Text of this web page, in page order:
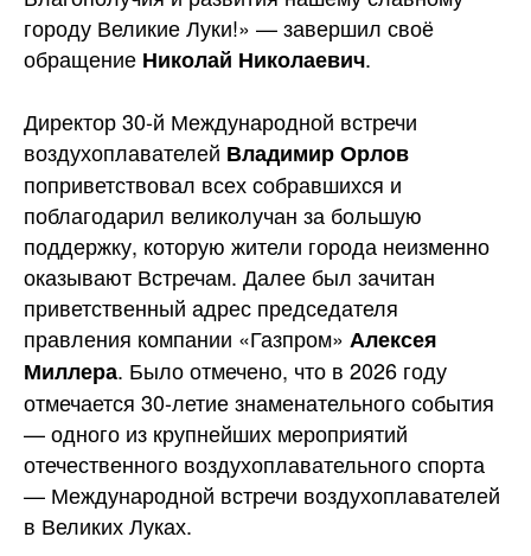
городу Великие Луки!» — завершил своё
обращение Николай Николаевич.
Директор 30-й Международной встречи
воздухоплавателей Владимир Орлов
поприветствовал всех собравшихся и
поблагодарил великолучан за большую
поддержку, которую жители города неизменно
оказывают Встречам. Далее был зачитан
приветственный адрес председателя
правления компании «Газпром» Алексея
Миллера. Было отмечено, что в 2026 году
отмечается 30-летие знаменательного события
— одного из крупнейших мероприятий
отечественного воздухоплавательного спорта
— Международной встречи воздухоплавателей
в Великих Луках.